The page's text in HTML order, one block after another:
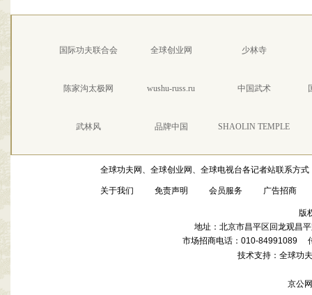
国际功夫联合会 全球创业网 少林寺
陈家沟太极网 wushu-russ.ru 中国武术
武林风 品牌中国 SHAOLIN TEMPLE
全球功夫网、全球创业网、全球电视台各记者站联系方式
关于我们 免责声明 会员服务 广告招商
版
地址：北京市昌平区回龙观昌
市场招商电话：010-84991089
技术支持：全球
京公